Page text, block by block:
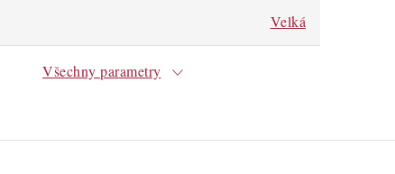
Velká
Všechny parametry